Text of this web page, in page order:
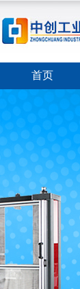
首页